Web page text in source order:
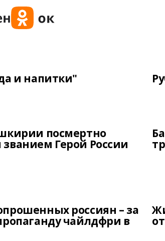
и напитки"
посмертно
Герой России
россиян – за
чайлдфри в